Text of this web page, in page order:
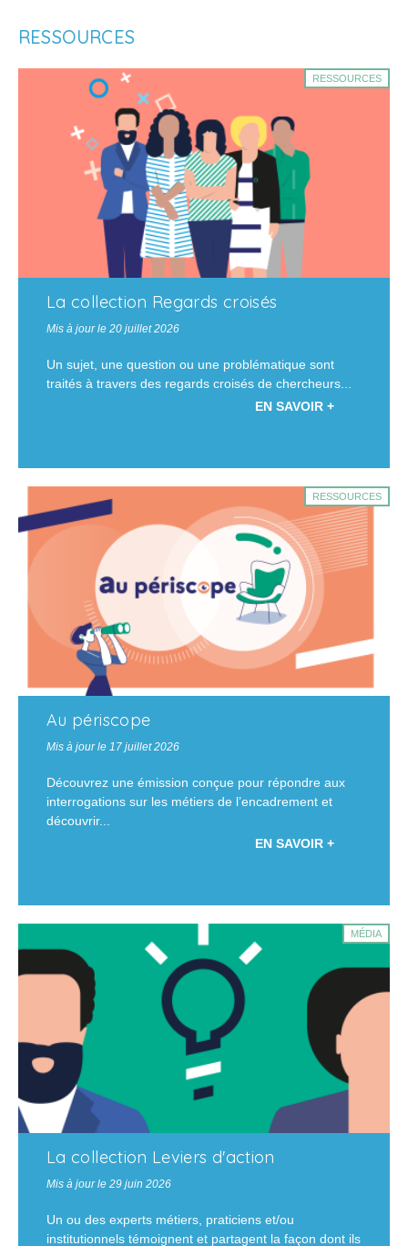
RESSOURCES
RESSOURCES
La collection Regards croisés
Mis à jour le 20 juillet 2026
Un sujet, une question ou une problématique sont
traités à travers des regards croisés de chercheurs...
EN SAVOIR +
RESSOURCES
Au périscope
Mis à jour le 17 juillet 2026
Découvrez une émission conçue pour répondre aux
interrogations sur les métiers de l’encadrement et
découvrir...
EN SAVOIR +
MÉDIA
La collection Leviers d'action
Mis à jour le 29 juin 2026
Un ou des experts métiers, praticiens et/ou
institutionnels témoignent et partagent la façon dont ils